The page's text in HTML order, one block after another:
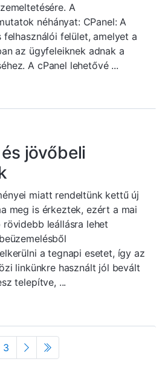
A
néhányat: CPanel: A
felület, amelyet a
az ügyfeleiknek adnak a
A cPanel lehetővé ...
jövőbeli
miatt rendeltünk kettű új
meg is érkeztek, ezért a mai
leállásra lehet
a tegnapi esetet, így az
linkünkre használt jól bevált
telepítve, ...
3